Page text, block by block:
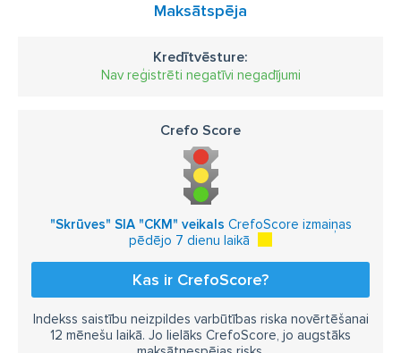
Maksātspēja
Kredītvēsture:
Nav reģistrēti negatīvi negadījumi
Crefo Score
"Skrūves" SIA "CKM" veikals CrefoScore izmaiņas
pēdējo 7 dienu laikā
Kas ir CrefoScore?
Indekss saistību neizpildes varbūtības riska novērtēšanai
12 mēnešu laikā. Jo lielāks CrefoScore, jo augstāks